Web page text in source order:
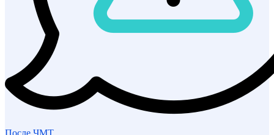
После ЧМТ